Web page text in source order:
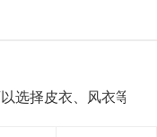
选择皮衣、风衣等防